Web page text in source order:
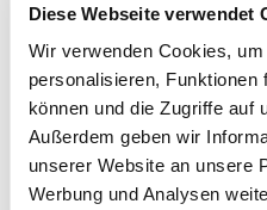
Diese Webseite verwendet
Wir verwenden Cookies,
personalisieren,
können und die Zugriffe auf
Außerdem geben wir
unserer Website an unsere
Werbung und Analysen
Gott als unser Schöpfer, der
zu dem wir einst wieder
total klar. Was für ein
Manch einer wird jetzt
denken: So ein Kind ist halt
bestimmt noch keine